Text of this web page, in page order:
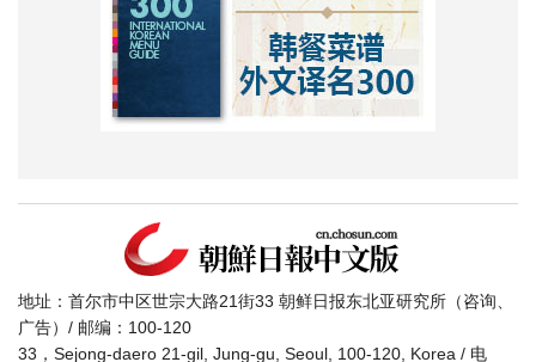
地址：首尔市中区世宗大路21街33 朝鲜日报东北亚研究所（咨询、
广告）/ 邮编：100-120
33，Sejong-daero 21-gil, Jung-gu, Seoul, 100-120, Korea / 电